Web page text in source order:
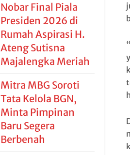
Nobar Final Piala
Presiden 2026 di
Rumah Aspirasi H.
Ateng Sutisna
Majalengka Meriah
Mitra MBG Soroti
Tata Kelola BGN,
Minta Pimpinan
Baru Segera
Berbenah